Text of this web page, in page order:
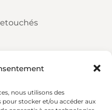
nous utilisons des
stocker et/ou accéder aux